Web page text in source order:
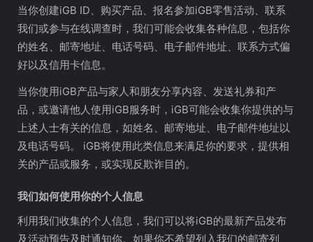
当你创建iGB ID、购买产品、报名参加iGB零售活动、联系
我们或参与在线调查时，我们可能会收集各种信息，包括你
的姓名、邮寄地址、电话号码、电子邮件地址、联系方式偏
好以及信用卡信息。
当你使用iGB产品与家人和朋友分享内容、发送礼券和产
品，或邀请他人使用iGB服务时，iGB可能会收集你提供的与
上述人士有关的信息，如姓名、邮寄地址、电子邮件地址以
及电话号码。 iGB将使用此类信息来满足你的要求，提供相
关的产品或服务，或实现反欺诈目的。
我们如何使用你的个人信息
利用我们收集的个人信息，我们可以将iGB的最新产品发布
及活动预告及时通知你。如果你不希望列入我们的邮寄列